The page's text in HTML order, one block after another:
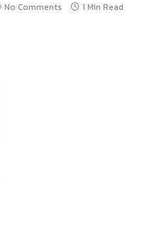
No Comments 1 Min Read